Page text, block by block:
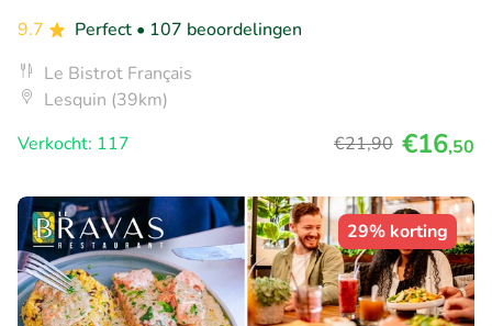
9.7
Perfect • 107 beoordelingen
Le Bistrot Français
Lesquin (39km)
Verkocht: 117
€21,90 €16,50
29% korting